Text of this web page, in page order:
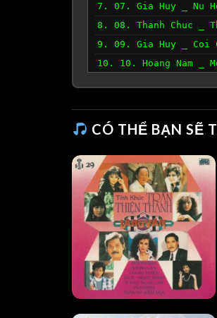
7. 07. Gia Huy _ Nu
8. 08. Thanh Chuc _
9. 09. Gia Huy _ Coi
10. 10. Hoang Nam _
CÓ THỂ BẠN SẼ